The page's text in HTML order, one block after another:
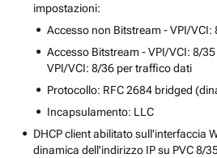
impostazioni:
Accesso non Bitstream - VPI/VCI:
Accesso Bitstream - VPI/VCI: 8/
VPI/VCI: 8/36 per traffico dati
Protocollo: RFC 2684 bridged
Incapsulamento: LLC
DHCP client abilitato sull'interfaccia
dinamica dell'indirizzo IP su PVC 8/